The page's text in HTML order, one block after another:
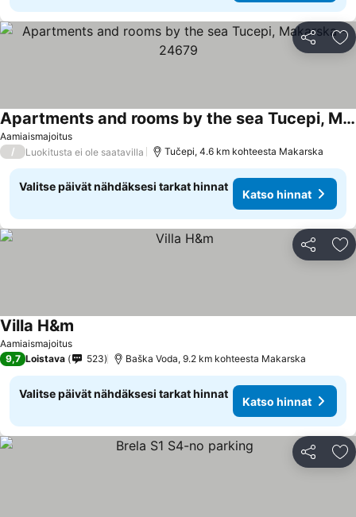
Jaa
Aamiaismajoitus
Apartments and rooms by the sea Tucepi, Makarska - 24679
Katso hinnat
/ Luokitusta ei ole saatavilla Tučepi, 4.6 km kohteesta Makarska
Valitse päivät nähdäksesi tarkat hinnat
Katso hinnat
Jaa
Aamiaismajoitus
Villa H&m
9,7 Loistava 523 Baška Voda, 9.2 km kohteesta Makarska
Valitse päivät nähdäksesi tarkat hinnat
Katso hinnat
Jaa